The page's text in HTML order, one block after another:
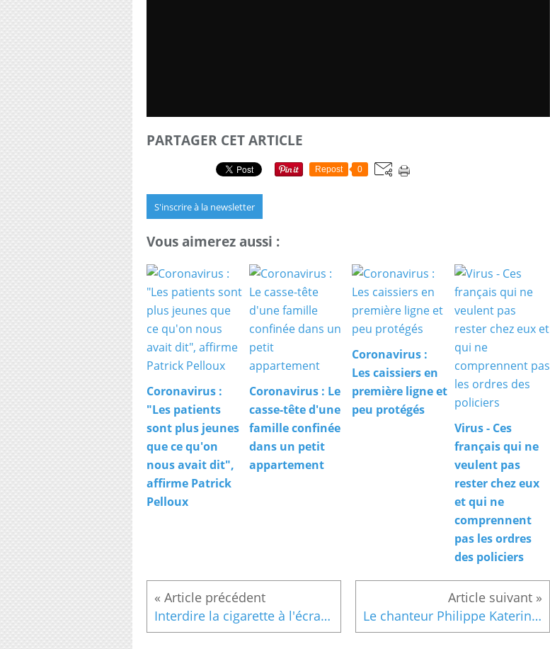
PARTAGER CET ARTICLE
Repost 0
S'inscrire à la newsletter
Vous aimerez aussi :
Coronavirus :
"Les patients
sont plus jeunes
que ce qu'on
nous avait dit",
affirme Patrick
Pelloux
Coronavirus : Le
casse-tête d'une
famille confinée
dans un petit
appartement
Coronavirus :
Les caissiers en
première ligne et
peu protégés
Virus - Ces
français qui ne
veulent pas
rester chez eux
et qui ne
comprennent
pas les ordres
des policiers
Interdire la cigarette à l'écran, une idée qui fait tousser en France Le chanteur Philippe Katerine raconte les coulisses de son passage chez Jimmy Fallon